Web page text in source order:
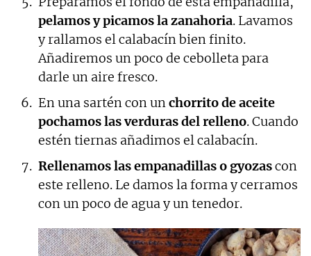
pelamos y picamos la zanahoria. Lavamos
y rallamos el calabacín bien finito.
Añadiremos un poco de cebolleta para
darle un aire fresco.
En una sartén con un chorrito de aceite
pochamos las verduras del relleno. Cuando
estén tiernas añadimos el calabacín.
Rellenamos las empanadillas o gyozascon
este relleno. Le damos la forma y cerramos
con un poco de agua y un tenedor.